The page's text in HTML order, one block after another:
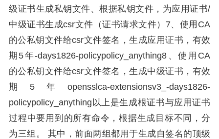
级证书生成私钥文件、根据私钥文件，为应用证书/
中级证书生成csr文件（证书请求文件）7、使用CA
的公私钥文件给csr文件签名，生成应用证书，有效
期5年-days1826-policypolicy_anything8、使用CA
的公私钥文件给csr文件签名，生成中级证书，有效
期5年opensslca-extensionsv3_-days1826-
policypolicy_anything以上是生成根证书与应用证书
过程中要用到的所有命令，根据生成目标不同，分
为三组。 其中，前面两组都用于生成自签名的顶级